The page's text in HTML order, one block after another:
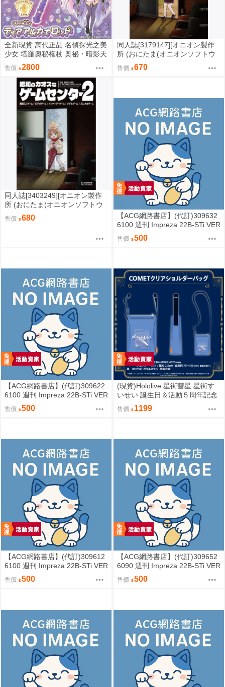
全新現貨 萬代正品 名偵探光之美
少女 塔羅奧秘權杖 奥祕・暗影天
使 權杖 法杖 魔法棒 變身器 森亞
露露卡
售價 2800
同人誌[3179147][オニオン製作
所 (おにたま(オニオンソフトウ
ェア))]昭和のカオスなゲームセ
ンター (其他)
售價 670
同人誌[3403249][オニオン製作
所 (おにたま(オニオンソフトウ
ェア))]昭和のカオスなゲームセ
ンター PART 2 (其他)
售價 680
【ACG網路書店】(代訂)309632
6100 週刊 Impreza 22B-STi VER
SION をつくる (10)
售價 500
【ACG網路書店】(代訂)309622
6100 週刊 Impreza 22B-STi VER
SION をつくる (9)
售價 500
(現貨)Hololive 星街彗星 星街す
いせい 誕生日＆活動５周年記念
COMET透明側背包 單肩背包
售價 1199
【ACG網路書店】(代訂)309612
6100 週刊 Impreza 22B-STi VER
SION をつくる (8)
售價 500
【ACG網路書店】(代訂)309652
6090 週刊 Impreza 22B-STi VER
SION をつくる (7)
售價 500